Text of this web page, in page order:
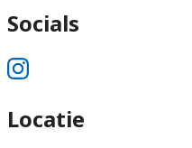
Socials
Locatie